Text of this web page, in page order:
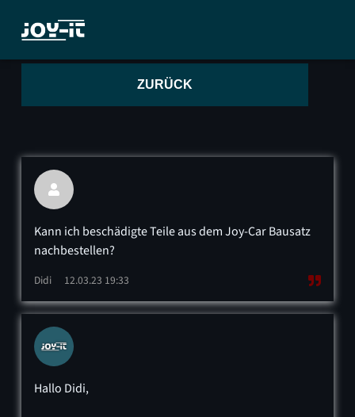
ZURÜCK

Kann ich beschädigte Teile aus dem Joy-Car Bausatz
nachbestellen?
Didi 12.03.23 19:33
Hallo Didi,